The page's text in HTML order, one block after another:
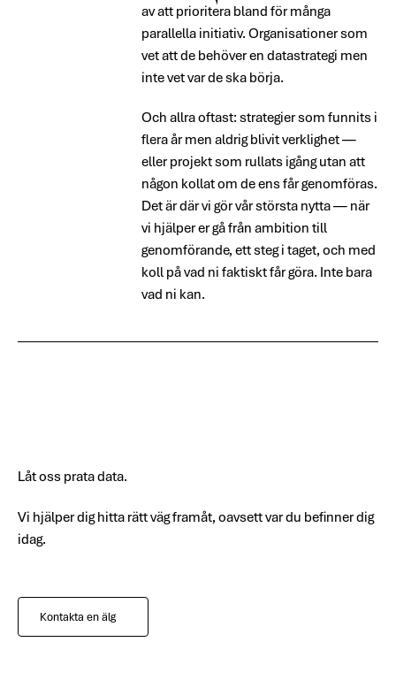
av att prioritera bland för många
parallella initiativ. Organisationer som
vet att de behöver en datastrategi men
inte vet var de ska börja.
Och allra oftast: strategier som funnits i
flera år men aldrig blivit verklighet —
eller projekt som rullats igång utan att
någon kollat om de ens får genomföras.
Det är där vi gör vår största nytta — när
vi hjälper er gå från ambition till
genomförande, ett steg i taget, och med
koll på vad ni faktiskt får göra. Inte bara
vad ni kan.
Låt oss prata data.
Vi hjälper dig hitta rätt väg framåt, oavsett var du befinner dig
idag.
Kontakta en älg